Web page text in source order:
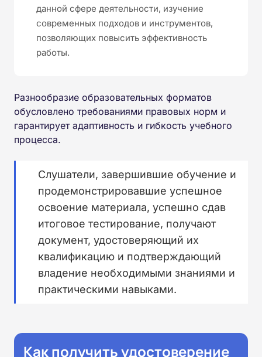
данной сфере деятельности, изучение
современных подходов и инструментов,
позволяющих повысить эффективность
работы.
Разнообразие образовательных форматов
обусловлено требованиями правовых норм и
гарантирует адаптивность и гибкость учебного
процесса.
Слушатели, завершившие обучение и
продемонстрировавшие успешное
освоение материала, успешно сдав
итоговое тестирование, получают
документ, удостоверяющий их
квалификацию и подтверждающий
владение необходимыми знаниями и
практическими навыками.
Как получить удостоверение